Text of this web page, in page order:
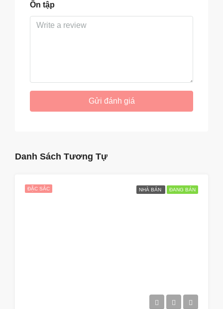
Ôn tập
Gửi đánh giá
Danh Sách Tương Tự
ĐẶC SẮC NHÀ BÁN ĐANG BÁN